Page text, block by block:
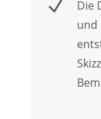
N
Die
und